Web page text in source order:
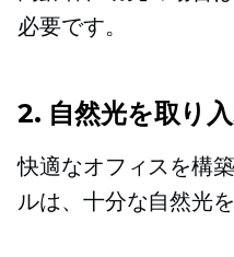
必要です。
2. 自然光を取り
快適なオフィスを構
ルは、十分な自然光